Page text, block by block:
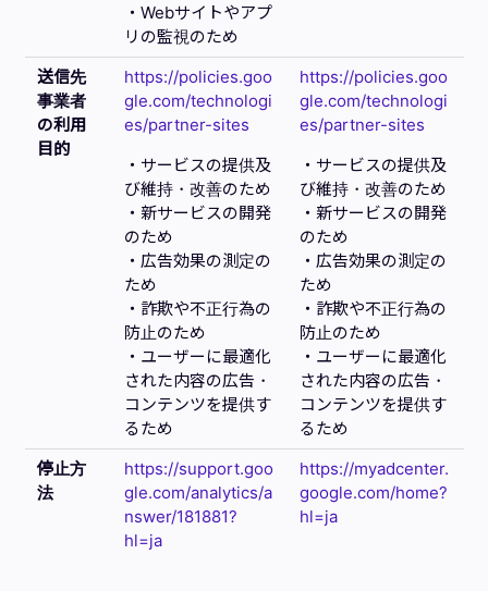
・Webサイトやアプ
リの監視のため
送信先
事業者
の利用
目的
https://policies.goo
gle.com/technologi
es/partner-sites
・サービスの提供及
び維持・改善のため
・新サービスの開発
のため
・広告効果の測定の
ため
・詐欺や不正行為の
防止のため
・ユーザーに最適化
された内容の広告・
コンテンツを提供す
るため
https://policies.goo
gle.com/technologi
es/partner-sites
・サービスの提供及
び維持・改善のため
・新サービスの開発
のため
・広告効果の測定の
ため
・詐欺や不正行為の
防止のため
・ユーザーに最適化
された内容の広告・
コンテンツを提供す
るため
停止方
法
https://support.goo
gle.com/analytics/a
nswer/181881?
hl=ja
https://myadcenter.
google.com/home?
hl=ja